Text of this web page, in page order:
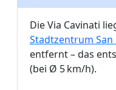
Die Via Cavinati
Stadtzentrum
entfernt – das
(bei Ø 5 km/h).